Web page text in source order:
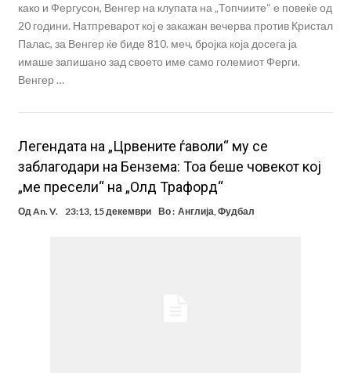
како и Фергусон, Венгер на клупата на „Топчиите“ е повеќе од
20 години. Натпреварот кој е закажан вечерва против Кристал
Палас, за Венгер ќе биде 810. меч, бројка која досега ја
имаше запишано зад своето име само големиот Ферги.
Венгер …
Легендата на „Црвените ѓаволи“ му се
заблагодари на Бензема: Тоа беше човекот кој
„ме пресели“ на „Олд Трафорд“
Од An. V. 23:13, 15 декември Во : Англија Фудбал